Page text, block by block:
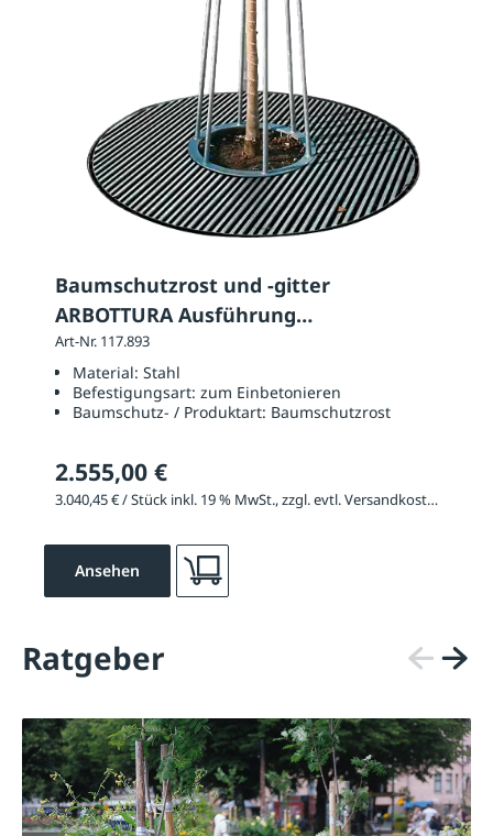
Baumschutzrost und -gitter
ARBOTTURA Ausführung
Baumschutzrost: rund
Art-Nr. 117.893
Material: Stahl
Befestigungsart: zum Einbetonieren
Baumschutz- / Produktart: Baumschutzrost
2.555,00 €
3.040,45 € / Stück inkl. 19 % MwSt., zzgl. evtl. Versandkosten
Ansehen
Ratgeber